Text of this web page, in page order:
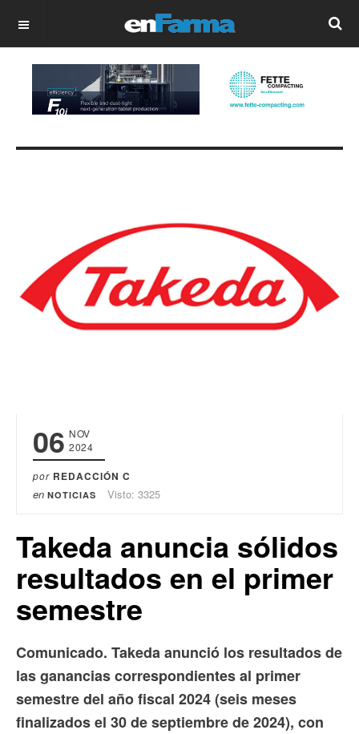
OFF CANVAS
06 NOV
2024
por REDACCIÓN C
en NOTICIAS Visto: 3325
Takeda anuncia sólidos
resultados en el primer
semestre
Comunicado. Takeda anunció los resultados de
las ganancias correspondientes al primer
semestre del año fiscal 2024 (seis meses
finalizados el 30 de septiembre de 2024), con